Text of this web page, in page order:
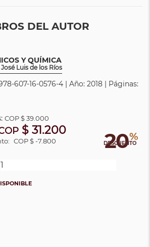
DEL AUTOR
Y QUÍMICA
Luis de los Ríos
607-16-0576-4 | Año: 2018 | Páginas:
20%
DESCUENTO
COP$ 39.000
$ 31.200
COP $ -7.800